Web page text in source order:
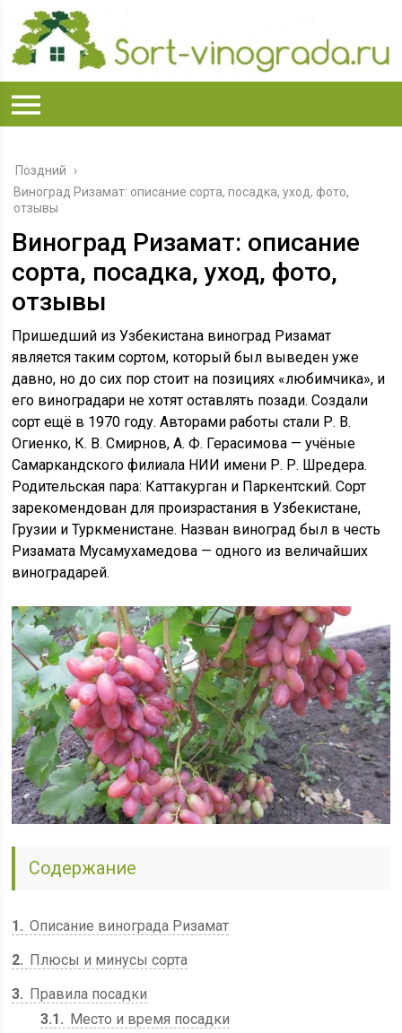
Поздний
›
Виноград Ризамат: описание сорта, посадка, уход, фото,
отзывы
Виноград Ризамат: описание
сорта, посадка, уход, фото,
отзывы
Пришедший из Узбекистана виноград Ризамат
является таким сортом, который был выведен уже
давно, но до сих пор стоит на позициях «любимчика», и
его виноградари не хотят оставлять позади. Создали
сорт ещё в 1970 году. Авторами работы стали Р. В.
Огиенко, К. В. Смирнов, А. Ф. Герасимова — учёные
Самаркандского филиала НИИ имени Р. Р. Шредера.
Родительская пара: Каттакурган и Паркентский. Сорт
зарекомендован для произрастания в Узбекистане,
Грузии и Туркменистане. Назван виноград был в честь
Ризамата Мусамухамедова — одного из величайших
виноградарей.
Содержание
1
Описание винограда Ризамат
2
Плюсы и минусы сорта
3
Правила посадки
3.1
Место и время посадки